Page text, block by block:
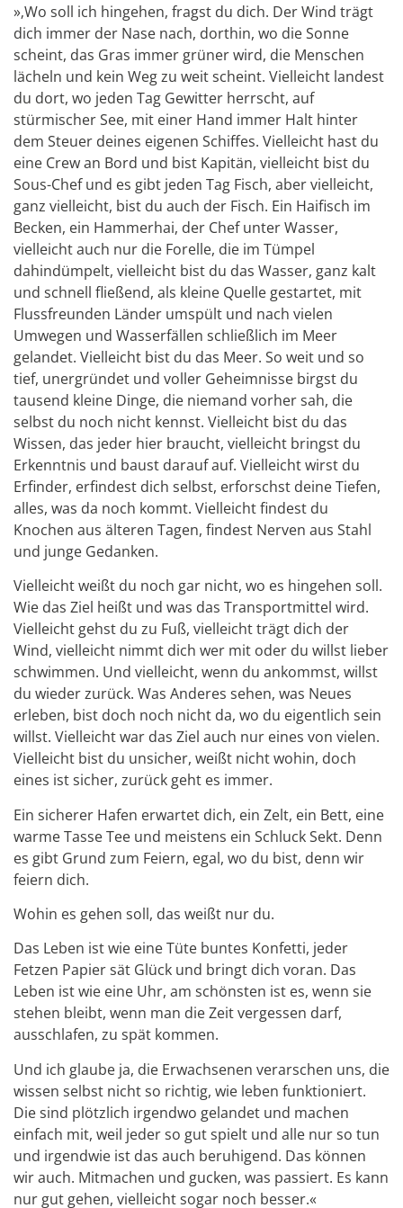
»‚Wo soll ich hingehen, fragst du dich. Der Wind trägt
dich immer der Nase nach, dorthin, wo die Sonne
scheint, das Gras immer grüner wird, die Menschen
lächeln und kein Weg zu weit scheint. Vielleicht landest
du dort, wo jeden Tag Gewitter herrscht, auf
stürmischer See, mit einer Hand immer Halt hinter
dem Steuer deines eigenen Schiffes. Vielleicht hast du
eine Crew an Bord und bist Kapitän, vielleicht bist du
Sous-Chef und es gibt jeden Tag Fisch, aber vielleicht,
ganz vielleicht, bist du auch der Fisch. Ein Haifisch im
Becken, ein Hammerhai, der Chef unter Wasser,
vielleicht auch nur die Forelle, die im Tümpel
dahindümpelt, vielleicht bist du das Wasser, ganz kalt
und schnell fließend, als kleine Quelle gestartet, mit
Flussfreunden Länder umspült und nach vielen
Umwegen und Wasserfällen schließlich im Meer
gelandet. Vielleicht bist du das Meer. So weit und so
tief, unergründet und voller Geheimnisse birgst du
tausend kleine Dinge, die niemand vorher sah, die
selbst du noch nicht kennst. Vielleicht bist du das
Wissen, das jeder hier braucht, vielleicht bringst du
Erkenntnis und baust darauf auf. Vielleicht wirst du
Erfinder, erfindest dich selbst, erforschst deine Tiefen,
alles, was da noch kommt. Vielleicht findest du
Knochen aus älteren Tagen, findest Nerven aus Stahl
und junge Gedanken.
Vielleicht weißt du noch gar nicht, wo es hingehen soll.
Wie das Ziel heißt und was das Transportmittel wird.
Vielleicht gehst du zu Fuß, vielleicht trägt dich der
Wind, vielleicht nimmt dich wer mit oder du willst lieber
schwimmen. Und vielleicht, wenn du ankommst, willst
du wieder zurück. Was Anderes sehen, was Neues
erleben, bist doch noch nicht da, wo du eigentlich sein
willst. Vielleicht war das Ziel auch nur eines von vielen.
Vielleicht bist du unsicher, weißt nicht wohin, doch
eines ist sicher, zurück geht es immer.
Ein sicherer Hafen erwartet dich, ein Zelt, ein Bett, eine
warme Tasse Tee und meistens ein Schluck Sekt. Denn
es gibt Grund zum Feiern, egal, wo du bist, denn wir
feiern dich.
Wohin es gehen soll, das weißt nur du.
Das Leben ist wie eine Tüte buntes Konfetti, jeder
Fetzen Papier sät Glück und bringt dich voran. Das
Leben ist wie eine Uhr, am schönsten ist es, wenn sie
stehen bleibt, wenn man die Zeit vergessen darf,
ausschlafen, zu spät kommen.
Und ich glaube ja, die Erwachsenen verarschen uns, die
wissen selbst nicht so richtig, wie leben funktioniert.
Die sind plötzlich irgendwo gelandet und machen
einfach mit, weil jeder so gut spielt und alle nur so tun
und irgendwie ist das auch beruhigend. Das können
wir auch. Mitmachen und gucken, was passiert. Es kann
nur gut gehen, vielleicht sogar noch besser.«